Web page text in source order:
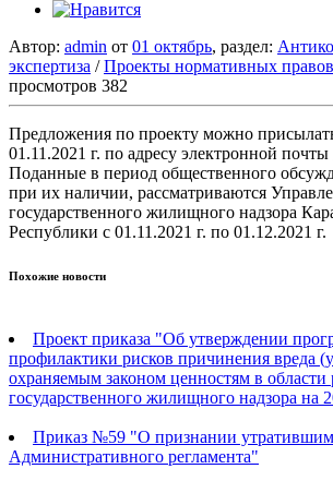
Автор: admin от 01 октябрь, раздел:
экспертиза /Проекты нормативных
просмотров 382
Предложения по проекту можно
01.11.2021 г. по адресу электронной
Поданные в период общественного
при их наличии, рассматриваются
государственного жилищного надзора
Республики с 01.11.2021 г. по 01.12.2021 г.
Похожие новости
Проект приказа "Об утверждении
профилактики рисков причинения вреда
охраняемым законом ценностям в области
государственного жилищного надзора на
Приказ №59 "О признании
Административного регламента"